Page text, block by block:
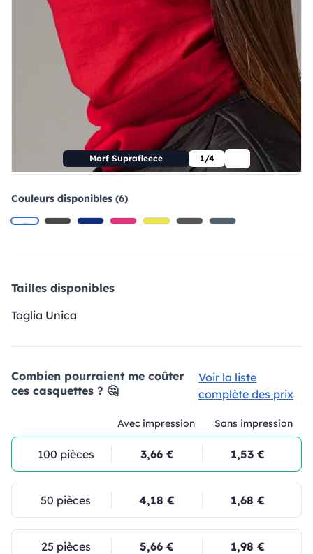
Morf Suprafleece 1/4
Couleurs disponibles (6)
Tailles disponibles
Taglia Unica
Combien pourraient me coûter
ces casquettes ? 🤔
Voir la liste
complète des prix
Avec impression Sans impression
100 pièces 3,66 € 1,53 €
50 pièces 4,18 € 1,68 €
25 pièces 5,66 € 1,98 €